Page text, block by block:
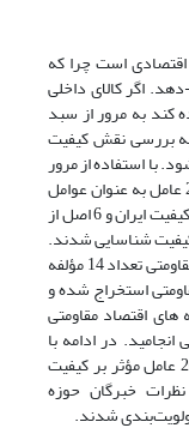
است چرا که
اگر کالای داخلی
کند به مرور از سبد
بررسی نقش کیفیت
با استفاده از مرور
ادبیات و بررسی پیشینه و نظر خبرگان تعداد 20 عامل به عنوان عوامل
نهایی مؤثر بر کیفیت برگرفته از مدل جایزه ملی کیفیت ایران و 6 اصل از
شناسایی شدند.
با بررسی این شش اصل با نظر خبرگان اقتصاد مقاومتی تعداد 14 مؤلفه
استخراج شده و
های اقتصاد مقاومتی
در ادامه با
استفاده از تکنیک فرآیند رتبه‌بندی تفسیری 20 عامل مؤثر بر کیفیت
خبرگان حوزه